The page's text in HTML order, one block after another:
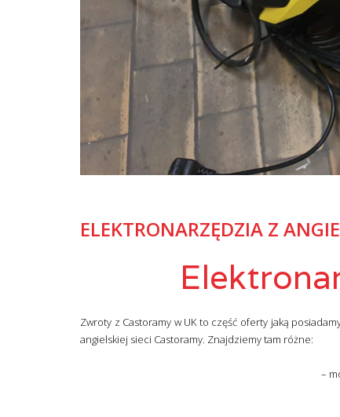
ELEKTRONARZĘDZIA Z
Zwroty z Castoramy w UK to część oferty jaką
angielskiej sieci Castoramy. Znajdziemy tam różne:
–